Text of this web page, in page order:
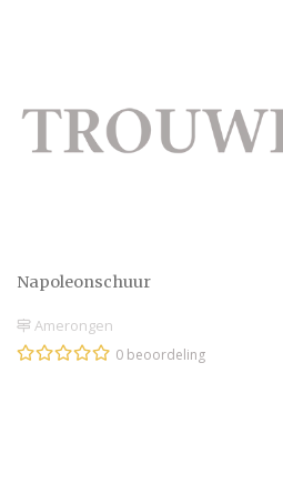
Napoleonschuur
Amerongen
0 beoordeling